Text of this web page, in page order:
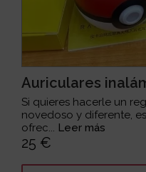
Auriculares
Si quieres hacerle un
novedoso y diferente,
ofrec... Leer más
25 €